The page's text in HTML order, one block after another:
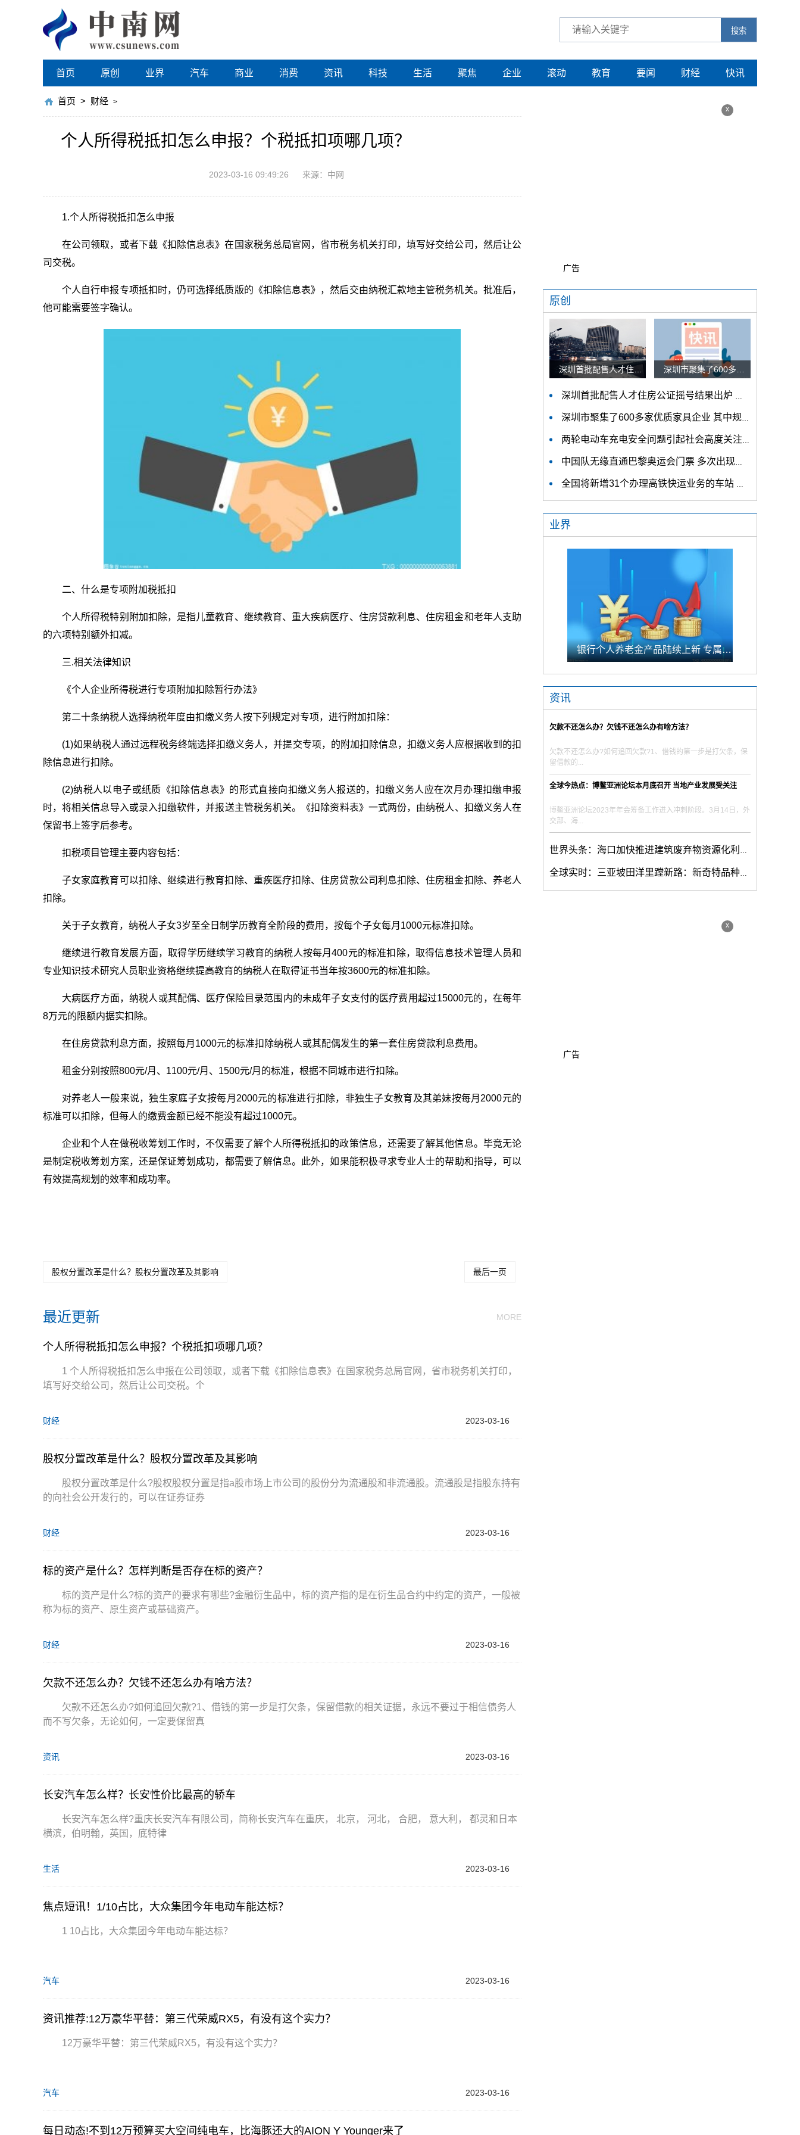
搜索
首页 原创 业界 汽车 商业 消费 资讯 科技 生活 聚焦 企业 滚动 教育 要闻 财经 快讯
首页 > 财经 >
个人所得税抵扣怎么申报？个税抵扣项哪几项？
2023-03-16 09:49:26 来源：中网
1.个人所得税抵扣怎么申报
在公司领取，或者下载《扣除信息表》在国家税务总局官网，省市税务机关打印，填写好交给公司，然后让公
司交税。
个人自行申报专项抵扣时，仍可选择纸质版的《扣除信息表》，然后交由纳税汇款地主管税务机关。批准后，
他可能需要签字确认。
二、什么是专项附加税抵扣
个人所得税特别附加扣除，是指儿童教育、继续教育、重大疾病医疗、住房贷款利息、住房租金和老年人支助
的六项特别额外扣减。
三.相关法律知识
《个人企业所得税进行专项附加扣除暂行办法》
第二十条纳税人选择纳税年度由扣缴义务人按下列规定对专项，进行附加扣除：
(1)如果纳税人通过远程税务终端选择扣缴义务人，并提交专项，的附加扣除信息，扣缴义务人应根据收到的扣
除信息进行扣除。
(2)纳税人以电子或纸质《扣除信息表》的形式直接向扣缴义务人报送的，扣缴义务人应在次月办理扣缴申报
时，将相关信息导入或录入扣缴软件，并报送主管税务机关。《扣除资料表》一式两份，由纳税人、扣缴义务人在
保留书上签字后参考。
扣税项目管理主要内容包括：
子女家庭教育可以扣除、继续进行教育扣除、重疾医疗扣除、住房贷款公司利息扣除、住房租金扣除、养老人
扣除。
关于子女教育，纳税人子女3岁至全日制学历教育全阶段的费用，按每个子女每月1000元标准扣除。
继续进行教育发展方面，取得学历继续学习教育的纳税人按每月400元的标准扣除，取得信息技术管理人员和
专业知识技术研究人员职业资格继续提高教育的纳税人在取得证书当年按3600元的标准扣除。
大病医疗方面，纳税人或其配偶、医疗保险目录范围内的未成年子女支付的医疗费用超过15000元的，在每年
8万元的限额内据实扣除。
在住房贷款利息方面，按照每月1000元的标准扣除纳税人或其配偶发生的第一套住房贷款利息费用。
租金分别按照800元/月、1100元/月、1500元/月的标准，根据不同城市进行扣除。
对养老人一般来说，独生家庭子女按每月2000元的标准进行扣除，非独生子女教育及其弟妹按每月2000元的
标准可以扣除，但每人的缴费金额已经不能没有超过1000元。
企业和个人在做税收筹划工作时，不仅需要了解个人所得税抵扣的政策信息，还需要了解其他信息。毕竟无论
是制定税收筹划方案，还是保证筹划成功，都需要了解信息。此外，如果能积极寻求专业人士的帮助和指导，可以
有效提高规划的效率和成功率。
股权分置改革是什么？股权分置改革及其影响 最后一页
最近更新 MORE
个人所得税抵扣怎么申报？个税抵扣项哪几项？
1 个人所得税抵扣怎么申报在公司领取，或者下载《扣除信息表》在国家税务总局官网，省市税务机关打印，
填写好交给公司，然后让公司交税。个
财经 2023-03-16
股权分置改革是什么？股权分置改革及其影响
股权分置改革是什么?股权股权分置是指a股市场上市公司的股份分为流通股和非流通股。流通股是指股东持有
的向社会公开发行的，可以在证券证券
财经 2023-03-16
标的资产是什么？怎样判断是否存在标的资产？
标的资产是什么?标的资产的要求有哪些?金融衍生品中，标的资产指的是在衍生品合约中约定的资产，一般被
称为标的资产、原生资产或基础资产。
财经 2023-03-16
欠款不还怎么办？欠钱不还怎么办有啥方法？
欠款不还怎么办?如何追回欠款?1、借钱的第一步是打欠条，保留借款的相关证据，永远不要过于相信债务人
而不写欠条，无论如何，一定要保留真
资讯 2023-03-16
长安汽车怎么样？长安性价比最高的轿车
长安汽车怎么样?重庆长安汽车有限公司，简称长安汽车在重庆， 北京， 河北， 合肥， 意大利， 都灵和日本
横滨，伯明翰，英国，底特律
生活 2023-03-16
焦点短讯！1/10占比，大众集团今年电动车能达标？
1 10占比，大众集团今年电动车能达标？
汽车 2023-03-16
资讯推荐:12万豪华平替：第三代荣威RX5，有没有这个实力？
12万豪华平替：第三代荣威RX5，有没有这个实力？
汽车 2023-03-16
每日动态!不到12万预算买大空间纯电车，比海豚还大的AION Y Younger来了
x
广告
原创
深圳首批配售人才住房公证摇号结果出炉 认购家庭将于12月9日起选房
深圳市聚集了600多家优质家具企业 其中规模以上企业占比90%
两轮电动车充电安全问题引起社会高度关注 多措并举强化充电安全监管
中国队无缘直通巴黎奥运会门票 多次出现失误平衡木唐茜靖、罗蕊掉木
全国将新增31个办理高铁快运业务的车站 高铁快运车站将达280个
业界
银行个人养老金产品陆续上新 专属储蓄期限偏1年至5年的中长期
资讯
欠款不还怎么办？欠钱不还怎么办有啥方法？
欠款不还怎么办?如何追回欠款?1、借钱的第一步是打欠条，保
留借款的...
全球今热点：博鳌亚洲论坛本月底召开 当地产业发展受关注
博鳌亚洲论坛2023年年会筹备工作进入冲刺阶段。3月14日，外
交部、海...
世界头条：海口加快推进建筑废弃物资源化利用：吞进装修垃圾 吐出再生建材
全球实时：三亚坡田洋里蹚新路：新奇特品种推动热带特色高效农业发展
x
广告